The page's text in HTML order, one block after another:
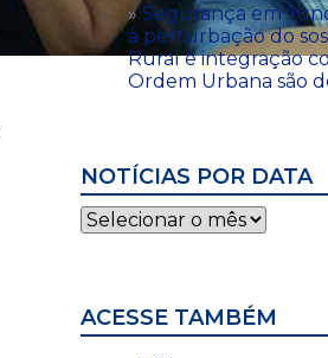
Segurança em
à perturbação do
Rural e integração
Ordem Urbana são
NOTÍCIAS POR DATA
Notícias
por
ACESSE TAMBÉM